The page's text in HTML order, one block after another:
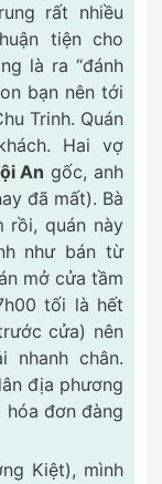
rất nhiều
tiện cho
là ra “đánh
bạn nên tới
Trinh. Quán
Hai vợ
An gốc, anh
đã mất). Bà
rồi, quán này
như bán từ
mở cửa tầm
tối là hết
cửa) nên
nhanh chân.
địa phương
hóa đơn đàng
Kiệt), mình